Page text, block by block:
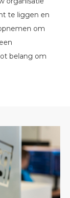
te liggen en
om
belang om